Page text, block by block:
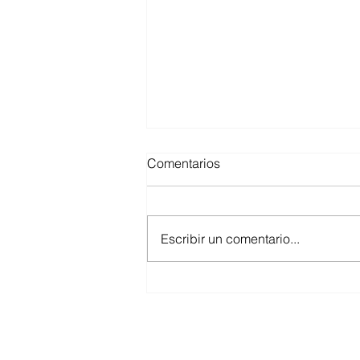
Comentarios
Escribir un comentario...